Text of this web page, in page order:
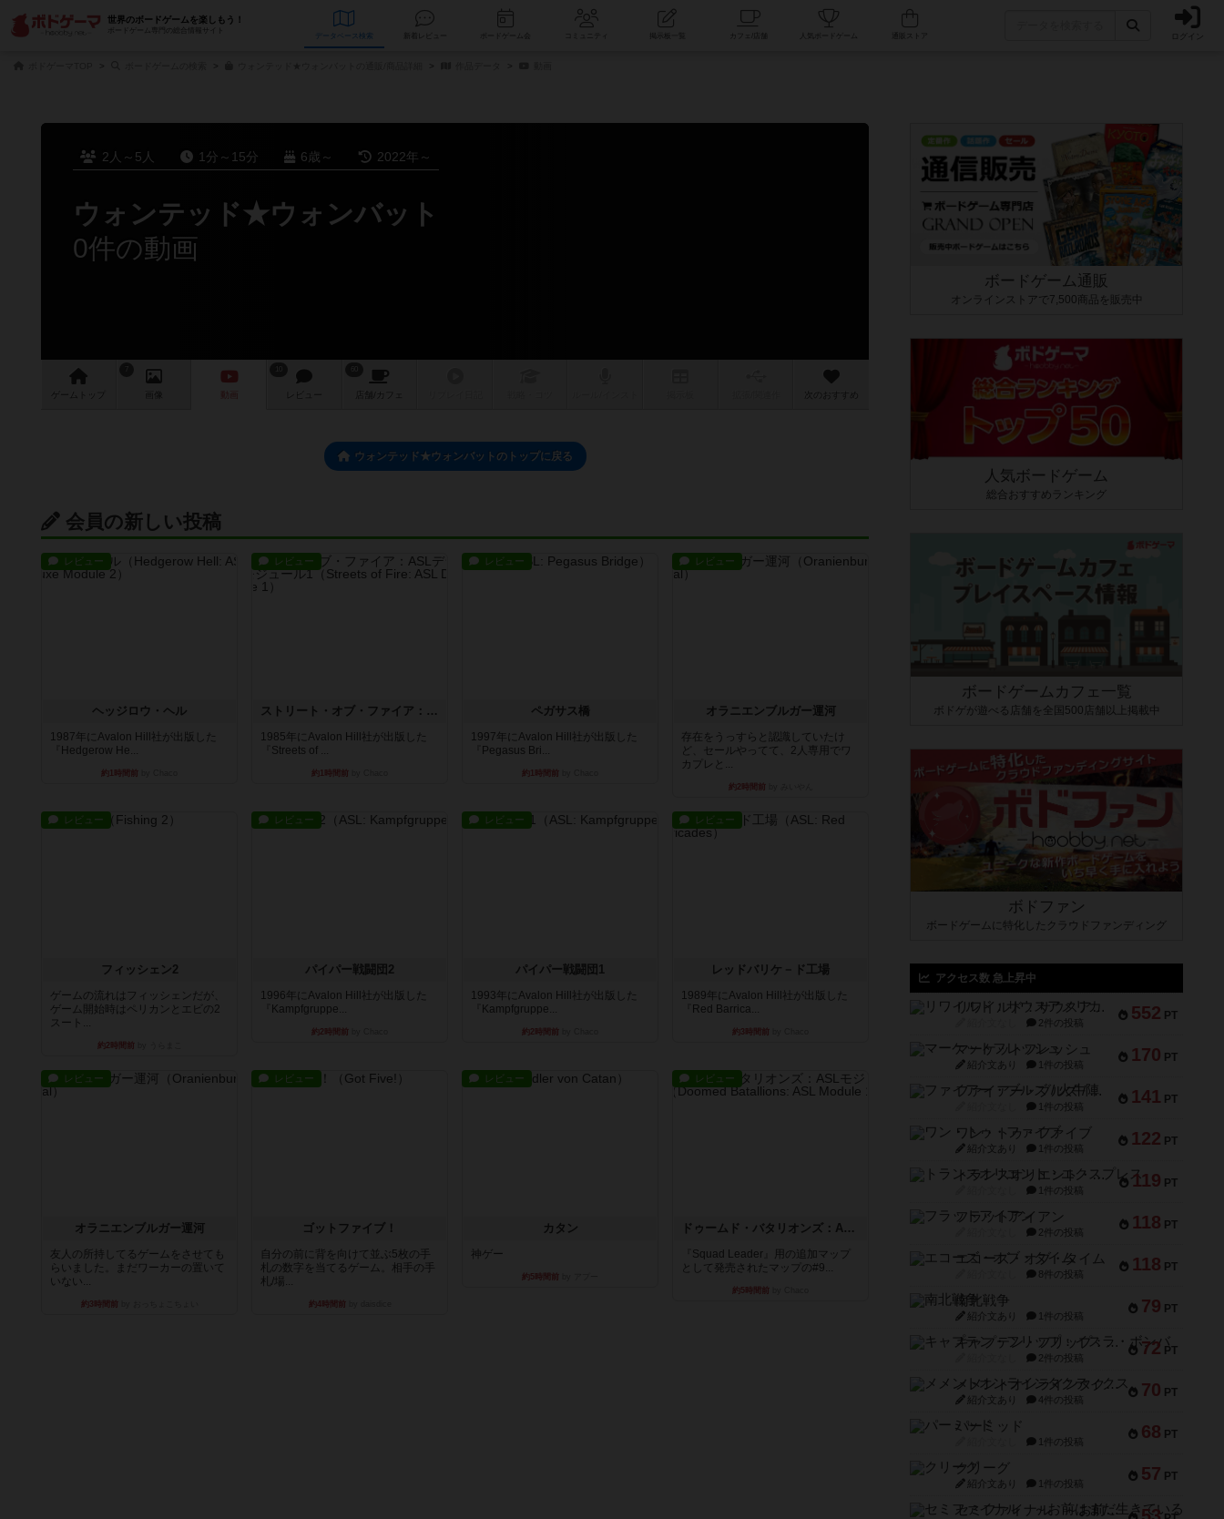
世界のボードゲームを楽しもう！
ボードゲーム専門の総合情報サイト
データベース コミュニティ 人気ボードゲーム ログイン
2人～5人 1分～15分 6歳～ 2022年～
ウォンテッド★ウォンバット
0件の動画
ゲーム 画像 レビュー 店舗/ カフェ 次のおすすめ
ウォンテッド★ウォンバットのトップに戻る
会員の新しい投稿
レビュー
ヘッジロウ・ヘル
1987年にAvalon Hill社が出版した
『Hedgerow He...
約1時間前
レビュー
ストリート・オブ・ファイア：ASLデラックスモジュール1
1985年にAvalon Hill社が出版した
『Streets of ...
約1時間前
レビュー
ペガサス橋
1997年にAvalon Hill社が出版した
『Pegasus Bri...
約1時間前
レビュー
オラニエンブルガー運河
存在をうっすらと認識していたけ
ど、セールやってて、2人専用でワ
カプレと...
約2時間前
レビュー
フィッシェン2
ゲームの流れはフィッシェンだが、
ゲーム開始時はペリカンとエビの2
スート...
約2時間前
レビュー
パイパー戦闘団2
1996年にAvalon Hill社が出版した
『Kampfgruppe...
約2時間前
レビュー
パイパー戦闘団1
1993年にAvalon Hill社が出版した
『Kampfgruppe...
約2時間前
レビュー
レッドバリケ－ド工場
1989年にAvalon Hill社が出版した
『Red Barrica...
約3時間前
レビュー
オラニエンブルガー運河
友人の所持してるゲームをさせても
らいました。まだワーカーの置いて
いない...
約3時間前
レビュー
ゴットファイブ！
自分の前に背を向けて並ぶ5枚の手
札の数字を当てるゲーム。相手の手
札/場...
約4時間前
レビュー
カタン
神ゲー
約5時間前
レビュー
ドゥームド・バタリオンズ：ASLモジュール11
『Squad Leader』用の追加マップ
として発売されたマップの#9...
約5時間前
ボードゲーム通販
オンラインストアで7,500商品を販売中
人気ボードゲーム
総合おすすめランキング
ボードゲームカフェ一覧
ボドゲが遊べる店舗を全国500店舗以上掲載中
ボドファン
ボードゲームに特化したクラウドファンディング
アクセス数 急上昇中
552 PT
リワイルド：サウスアメリカ
2件の投稿
170 PT
マーケットフレッシュ
紹介文あり 1件の投稿
141 PT
ファイアー・ブルズ / 火牛陣
1件の投稿
122 PT
ワン・トゥ・ファイブ
紹介文あり 1件の投稿
119 PT
トランスオリエント・エクスプレス
1件の投稿
118 PT
フラットアイアン
2件の投稿
118 PT
エコーズ・オブ・タイム
8件の投稿
79 PT
南北戦争
紹介文あり 1件の投稿
72 PT
キャプテン・フリップ：イスラ・ボンバ
2件の投稿
70 PT
メメントオンラインタクティクス
紹介文あり 4件の投稿
68 PT
パーミッド
1件の投稿
57 PT
クリーグ
紹介文あり 1件の投稿
セミファイナル ～お前はまだ生きている～